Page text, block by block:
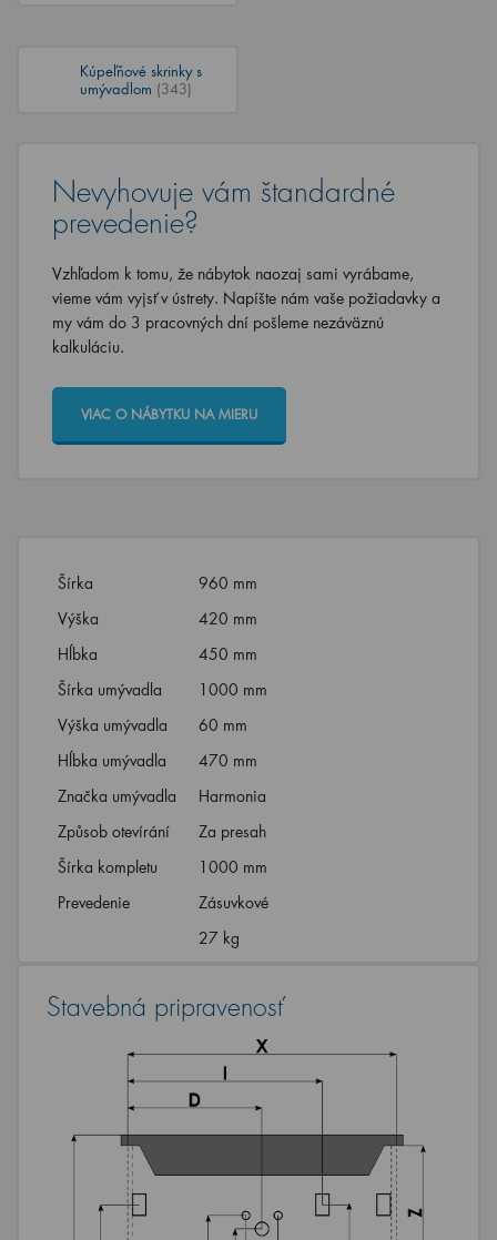
Kúpeľňové skrinky s
umývadlom (343)
Nevyhovuje vám štandardné
prevedenie?
Vzhľadom k tomu, že nábytok naozaj sami vyrábame,
vieme vám vyjsť v ústrety. Napíšte nám vaše požiadavky a
my vám do 3 pracovných dní pošleme nezáväznú
kalkuláciu.
VIAC O NÁBYTKU NA MIERU
Šírka
960 mm
Výška
420 mm
Hĺbka
450 mm
Šírka umývadla
1000 mm
Výška umývadla
60 mm
Hĺbka umývadla
470 mm
Značka umývadla
Harmonia
Způsob otevírání
Za presah
Šírka kompletu
1000 mm
Prevedenie
Zásuvkové
27 kg
Stavebná pripravenosť